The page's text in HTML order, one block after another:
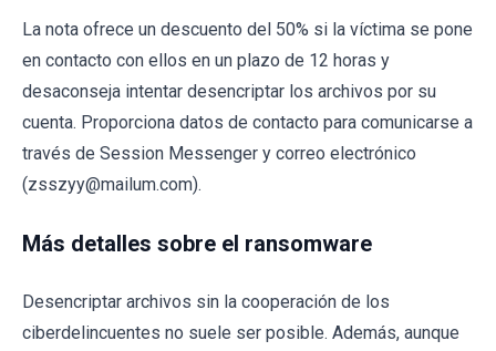
La nota ofrece un descuento del 50% si la víctima se pone
en contacto con ellos en un plazo de 12 horas y
desaconseja intentar desencriptar los archivos por su
cuenta. Proporciona datos de contacto para comunicarse a
través de Session Messenger y correo electrónico
(zsszyy@mailum.com).
Más detalles sobre el ransomware
Desencriptar archivos sin la cooperación de los
ciberdelincuentes no suele ser posible. Además, aunque